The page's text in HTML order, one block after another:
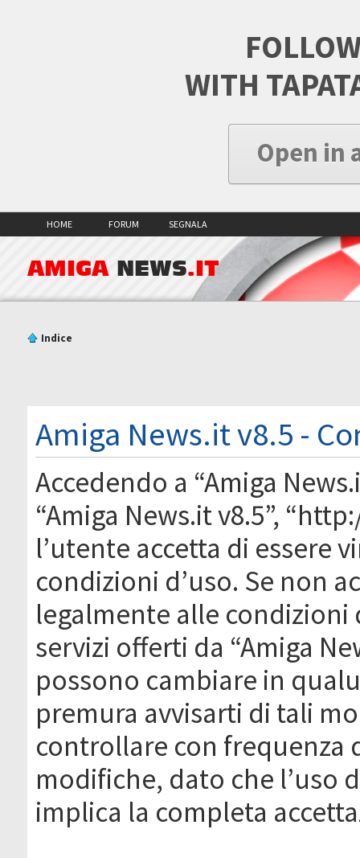
WITH
Open in
HOME FORUM SEGNALA
AMIGA NEWS.IT
Indice
Amiga News.it v8.5 -
Accedendo a “Amiga
“Amiga News.it v8.5”,
l’utente accetta di essere
condizioni d’uso. Se non
legalmente alle condizioni
servizi offerti da “Amiga
possono cambiare in
premura avvisarti di tali
controllare con frequenza
modifiche, dato che l’uso
implica la completa